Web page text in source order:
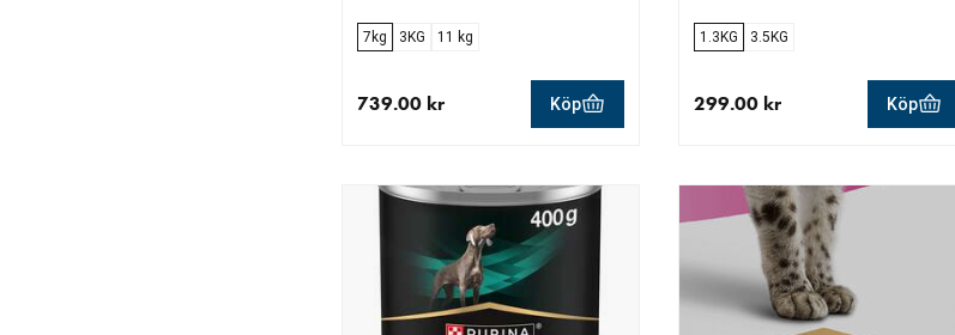
7kg 3KG 11 kg
739.00 kr Köp
1.3KG 3.5KG
299.00 kr Köp